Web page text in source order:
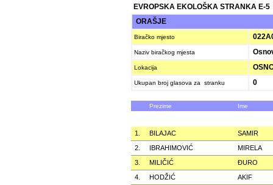
EVROPSKA EKOLOŠKA STRANKA E-5
ORAŠJE
Biračko mjesto
Naziv biračkog mjesta
Lokacija
Ukupan broj glasova za stranku 0
Prezime Ime
1. BILAJAC
SAMIR
2.
IBRAHIMOVIĆ
MIRELA
3.
MILIČIĆ
ÐURO
4.
HODŽIĆ
AKIF